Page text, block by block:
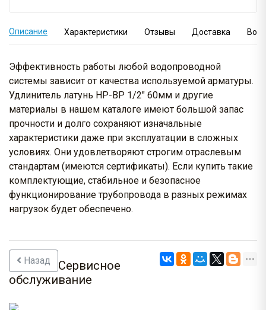
Описание Характеристики Отзывы Доставка
Эффективность работы любой водопроводной
системы зависит от качества используемой арматуры.
Удлинитель латунь НР-ВР 1/2" 60мм и другие
материалы в нашем каталоге имеют большой запас
прочности и долго сохраняют изначальные
характеристики даже при эксплуатации в сложных
условиях. Они удовлетворяют строгим отраслевым
стандартам (имеются сертификаты). Если купить такие
комплектующие, стабильное и безопасное
функционирование трубопровода в разных режимах
нагрузок будет обеспечено.
Назад
Сервисное
обслуживание